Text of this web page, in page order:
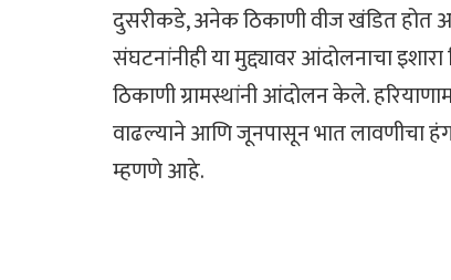
दुसरीकडे, अनेक ठिकाणी वीज खंडित होत
संघटनांनीही या मुद्द्यावर आंदोलनाचा
ठिकाणी ग्रामस्थांनी आंदोलन केले.
वाढल्याने आणि जूनपासून भात लावणीचा
म्हणणे आहे.